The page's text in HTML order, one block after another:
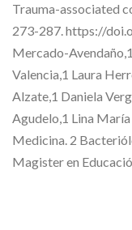
Trauma-associated
273-287. https://
Mercado-
Valencia,1 Laura
Alzate,1 Daniela
Agudelo,1 Lina
Medicina. 2
Magister en